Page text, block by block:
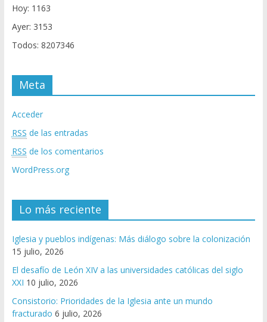
Hoy: 1163
Ayer: 3153
Todos: 8207346
Meta
Acceder
RSS de las entradas
RSS de los comentarios
WordPress.org
Lo más reciente
Iglesia y pueblos indígenas: Más diálogo sobre la colonización
15 julio, 2026
El desafío de León XIV a las universidades católicas del siglo
XXI 10 julio, 2026
Consistorio: Prioridades de la Iglesia ante un mundo
fracturado 6 julio, 2026